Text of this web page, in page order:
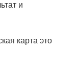
и
карта это